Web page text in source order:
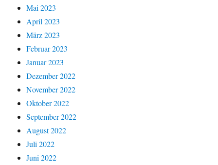
Mai 2023
April 2023
März 2023
Februar 2023
Januar 2023
Dezember 2022
November 2022
Oktober 2022
September 2022
August 2022
Juli 2022
Juni 2022